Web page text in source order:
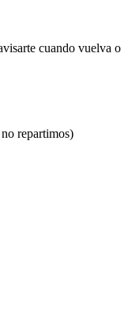
cuando vuelva o
repartimos)